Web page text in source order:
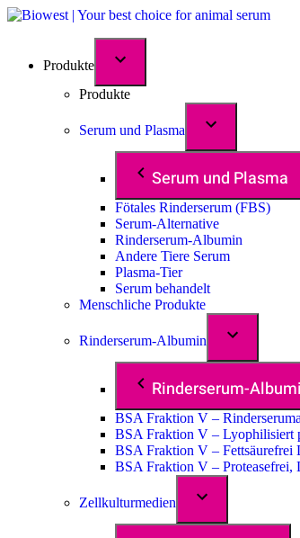
Produkte
Produkte
Serum und Plasma
Serum und Plasma
Fötales Rinderserum (FBS)
Serum-Alternative
Rinderserum-Albumin
Andere Tiere Serum
Plasma-Tier
Serum behandelt
Menschliche Produkte
Rinderserum-Albumin
Rinderserum-
BSA Fraktion V –
BSA Fraktion V – Lyophilisiert
BSA Fraktion V – Fettsäurefrei
BSA Fraktion V – Proteasefrei,
Zellkulturmedien